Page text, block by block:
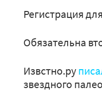
Регистрация
Обязательна
Извстно.ру
звездного